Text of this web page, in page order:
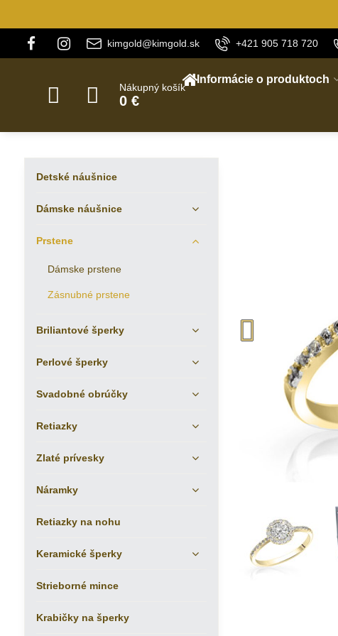
kimgold@kimgold.sk +421 905 718 720
Nákupný košík
0 €
Informácie o produktoch
Detské náušnice
Dámske náušnice
Prstene
Dámske prstene
Zásnubné prstene
Briliantové šperky
Perlové šperky
Svadobné obrúčky
Retiazky
Zlaté prívesky
Náramky
Retiazky na nohu
Keramické šperky
Strieborné mince
Krabičky na šperky